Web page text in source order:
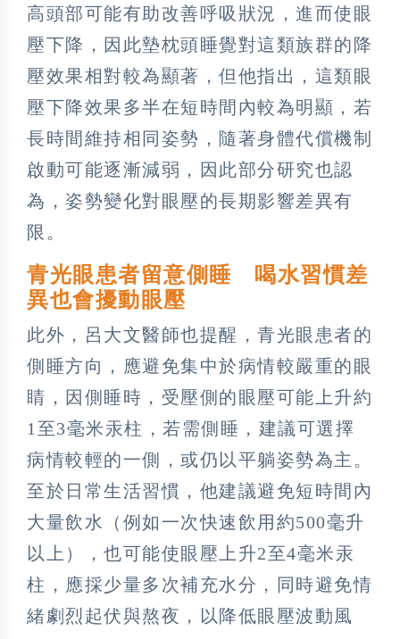
高頭部可能有助改善呼吸狀況，進而使眼
壓下降，因此墊枕頭睡覺對這類族群的降
壓效果相對較為顯著，但他指出，這類眼
壓下降效果多半在短時間內較為明顯，若
長時間維持相同姿勢，隨著身體代償機制
啟動可能逐漸減弱，因此部分研究也認
為，姿勢變化對眼壓的長期影響差異有
限。
青光眼患者留意側睡 喝水習慣差
異也會擾動眼壓
此外，呂大文醫師也提醒，青光眼患者的
側睡方向，應避免集中於病情較嚴重的眼
睛，因側睡時，受壓側的眼壓可能上升約
1至3毫米汞柱，若需側睡，建議可選擇
病情較輕的一側，或仍以平躺姿勢為主。
至於日常生活習慣，他建議避免短時間內
大量飲水（例如一次快速飲用約500毫升
以上），也可能使眼壓上升2至4毫米汞
柱，應採少量多次補充水分，同時避免情
緒劇烈起伏與熬夜，以降低眼壓波動風